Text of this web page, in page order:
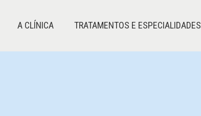
A CLÍNICA TRATAMENTOS E ESPECIALIDADES